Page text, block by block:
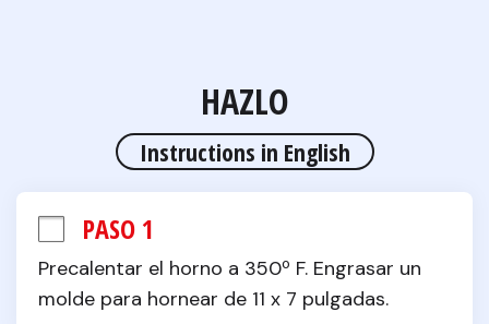
HAZLO
Instructions in English
PASO 1
Precalentar el horno a 350º F. Engrasar un
molde para hornear de 11 x 7 pulgadas.